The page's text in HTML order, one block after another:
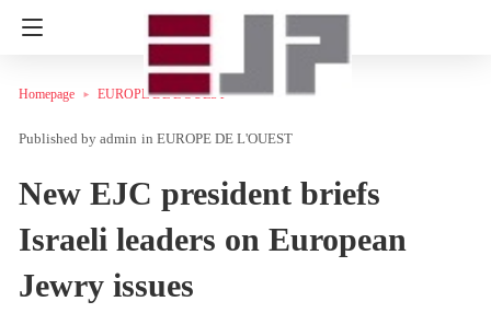
Homepage EUROPE DE L'OUEST
admin in EUROPE DE L'OUEST
New EJC president briefs
Israeli leaders on European
Jewry issues